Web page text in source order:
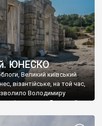
ЮНЕСКО
Великий київський
візантійське, на той час,
Володимиру
імператору Василю ІІ, та
Василем-християнином.